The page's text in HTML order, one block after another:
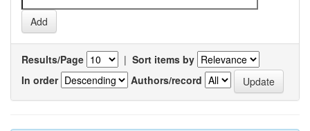
Results/Page | Sort items by
In order
Authors/record